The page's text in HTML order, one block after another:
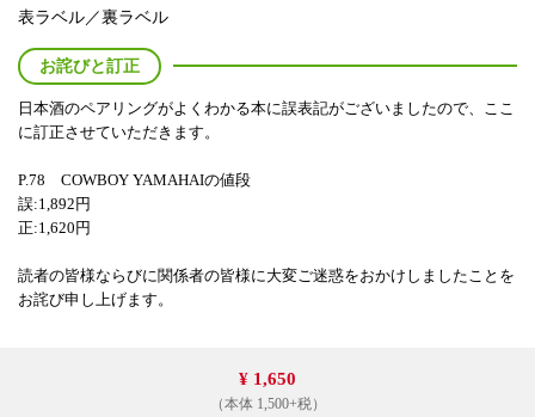
表ラベル／裏ラベル
お詫びと訂正
日本酒のペアリングがよくわかる本に誤表記がございましたので、ここ
に訂正させていただきます。
P.78 COWBOY YAMAHAIの値段
誤:1,892円
正:1,620円
読者の皆様ならびに関係者の皆様に大変ご迷惑をおかけしましたことを
お詫び申し上げます。
¥ 1,650
（本体 1,500+税）